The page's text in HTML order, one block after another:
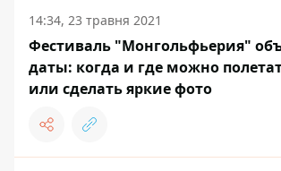
14:34, 23 травня 2021
Фестиваль "Монгольфьерия"
даты: когда и где можно
или сделать яркие фото